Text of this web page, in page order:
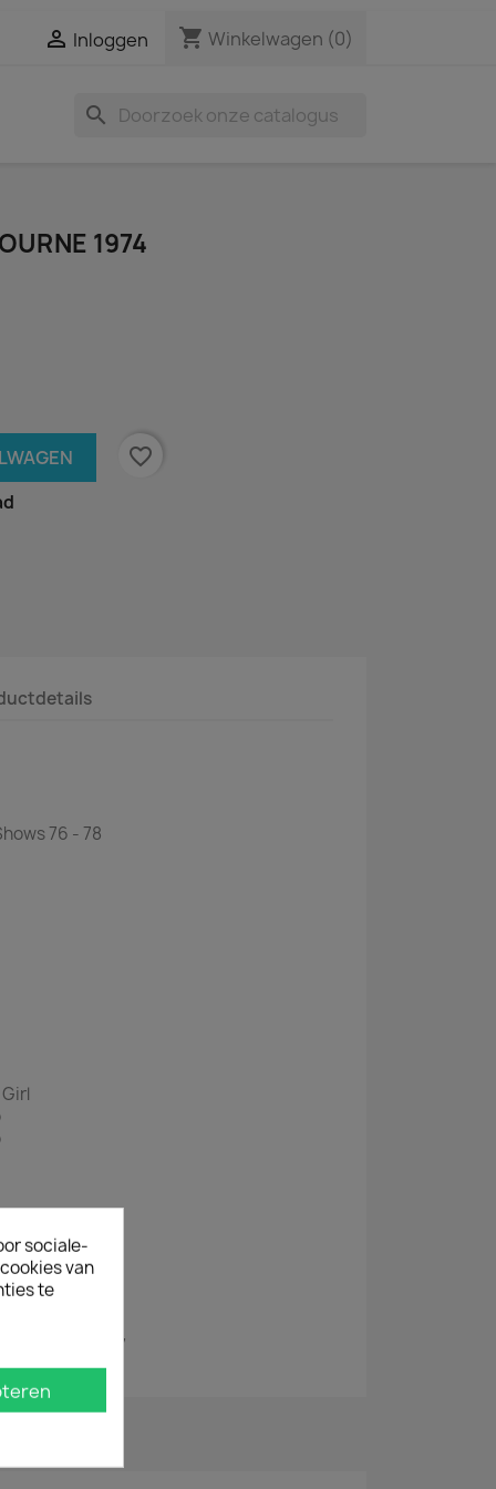
 Inloggen shopping_cart Winkelwagen (0)
search
1974
favorite_border
76 - 78
1976 & 1977
sociale-
van
te